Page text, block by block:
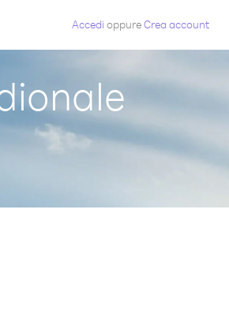
Accedi oppureCrea account